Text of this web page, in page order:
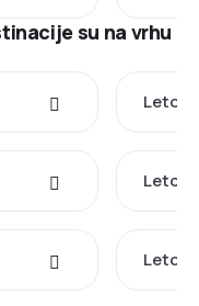
su na vrhu
Letovi
Letovi
Letovi